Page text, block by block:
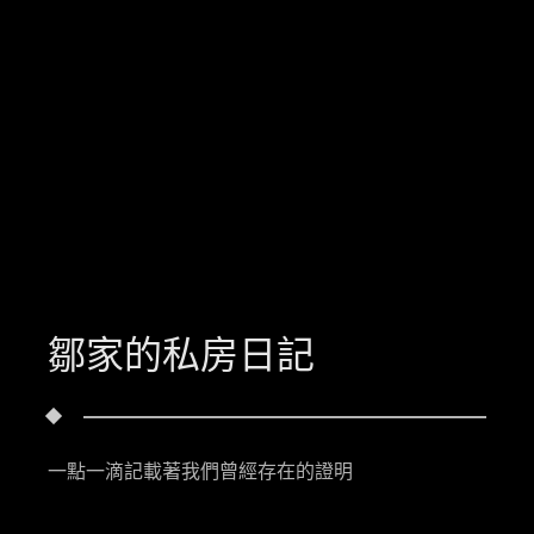
鄒家的私房日記
一點一滴記載著我們曾經存在的證明